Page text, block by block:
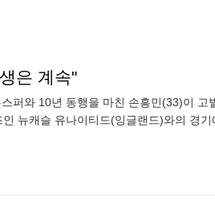
은 계속"
퍼와 10년 동행을 마친 손흥민(33)이 고
뉴캐슬 유나이티드(잉글랜드)와의 경기